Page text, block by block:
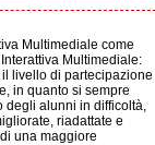
Multimediale come
Multimediale:
livello di partecipazione
in quanto si sempre
degli alunni in difficoltà,
riadattate e
una maggiore